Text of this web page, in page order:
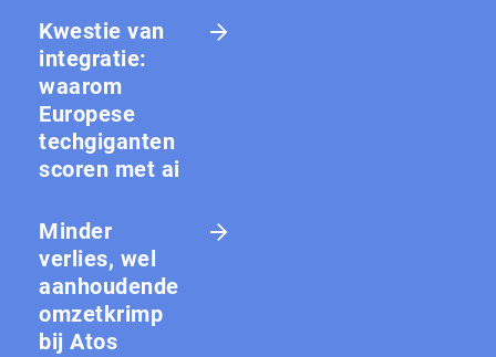
Kwestie van
integratie:
waarom
Europese
techgiganten
scoren met ai
Minder
verlies, wel
aanhoudende
omzetkrimp
bij Atos